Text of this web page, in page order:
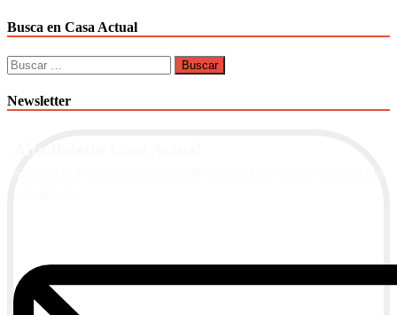
pieles
atópicas
para
reducir
molestias.
Busca en Casa Actual
Buscar:
Newsletter